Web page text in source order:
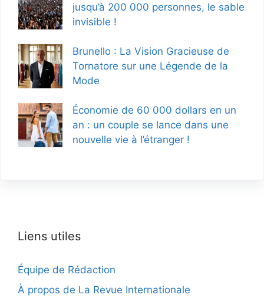
jusqu’à 200 000 personnes, le sable
invisible !
Brunello : La Vision Gracieuse de
Tornatore sur une Légende de la
Mode
Économie de 60 000 dollars en un
an : un couple se lance dans une
nouvelle vie à l’étranger !
Liens utiles
Équipe de Rédaction
À propos de La Revue Internationale